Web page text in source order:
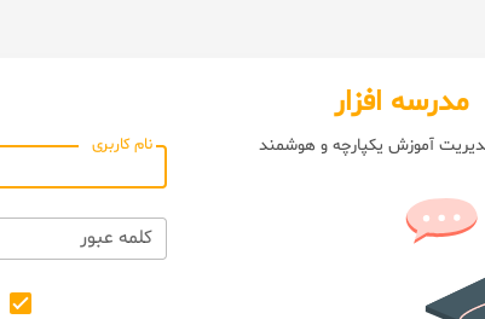
مدرسه افزار
آموزش یکپارچه و هوشمند نام کاربری
کلمه عبور